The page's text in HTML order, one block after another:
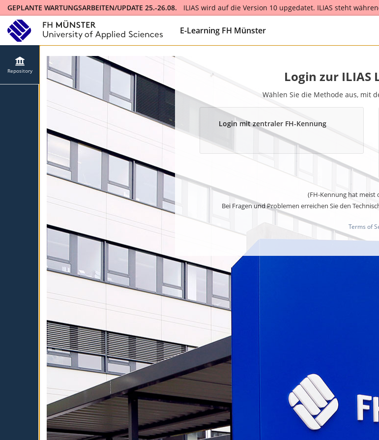
E-Learning FH Münster
GEPLANTE WARTUNGSARBEITEN/UPDATE 25.-26.08.
ILIAS wird auf die Version 10 upgedatet. ILIAS steht
ILIAS will be updated to version 10 and will not be available for the entire scheduled maintenance from August
Repository Login zur
Wählen Sie die Methode aus, mit
Login mit zentraler FH-Kennung
(FH-Kennung hat meist
Bei Fragen und Problemen erreichen Sie den
Terms of